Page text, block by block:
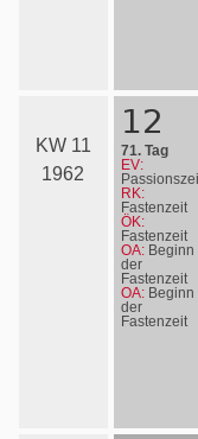
KW 11
1962
12
71. Tag
EV:
RK:
Fastenzeit
ÖK:
Fastenzeit
OA: Beginn
der
Fastenzeit
OA: Beginn
der
Fastenzeit